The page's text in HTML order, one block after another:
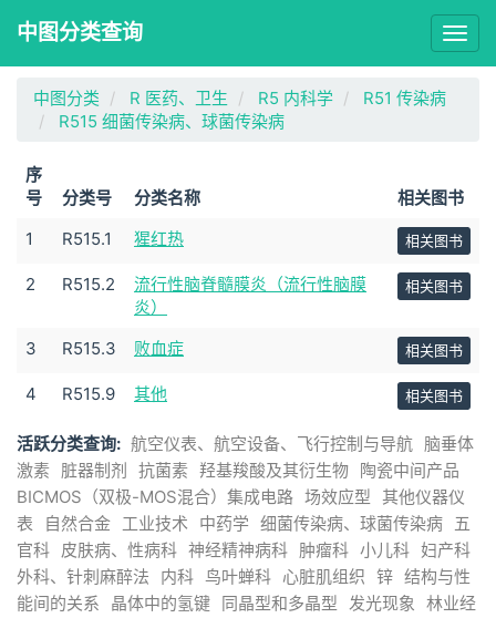
中图分类查询
中图分类 R 医药、卫生 R5 内科学
R51 传染病
R515 细菌传染病、球菌传染病
序
号
分类号 分类名称
相关图书
1
R515.1 猩红热 相关图书
2 R515.2
流行性脑脊髓膜炎（流行性脑膜
炎）
相关图书
3 R515.3 败血症 相关图书
4 R515.9 其他 相关图书
活跃分类查询: 航空仪表、航空设备、飞行控制与导航 脑垂体
激素 脏器制剂 抗菌素 羟基羧酸及其衍生物 陶瓷中间产品
BICMOS（双极-MOS混合）集成电路 场效应型 其他仪器仪
表
自然合金 工业技术 中药学 细菌传染病、球菌传染病 五
官科 皮肤病、性病科 神经精神病科 肿瘤科 小儿科 妇产科
外科、针刺麻醉法
内科 鸟叶蝉科 心脏肌组织 锌 结构与性
能间的关系
晶体中的氢键 同晶型和多晶型 发光现象
林业经